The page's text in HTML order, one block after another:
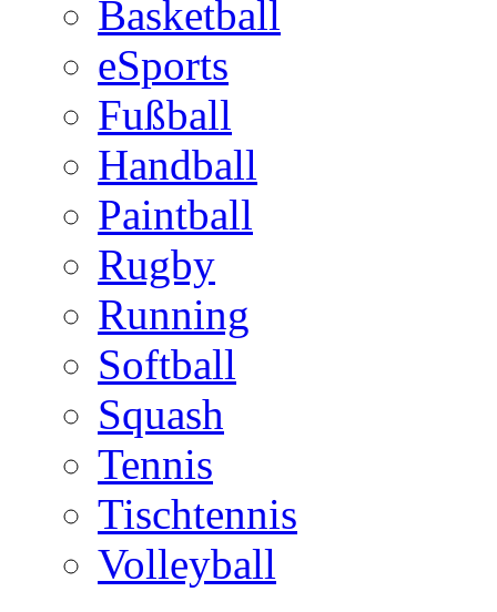
Basketball
eSports
Fußball
Handball
Paintball
Rugby
Running
Softball
Squash
Tennis
Tischtennis
Volleyball